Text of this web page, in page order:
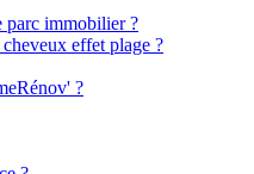
parc immobilier ?
effet plage ?
?